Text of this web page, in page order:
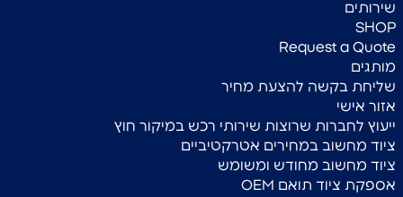
שירותים
SHOP
Request a Quote
מותגים
שליחת בקשה להצעת מחיר
אזור אישי
ייעוץ לחברות שרוצות שירותי רכש במיקור חוץ
ציוד מחשוב במחירים אטרקטיביים
ציוד מחשוב מחודש ומשומש
אספקת ציוד תואם OEM